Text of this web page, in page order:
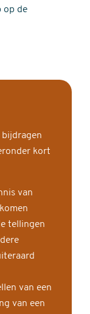
op de
kort
van
tellingen
van een
van een